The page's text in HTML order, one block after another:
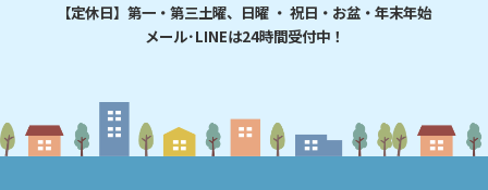
【定休日】第一・第三土曜、日曜 ・ 祝日・お盆・年末年始
メール･LINEは24時間受付中！